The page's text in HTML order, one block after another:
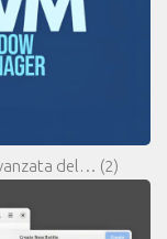
del… (2)